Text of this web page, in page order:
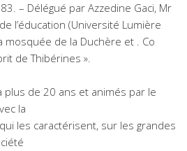
– Délégué par Azzedine Gaci, Mr
l’éducation (Université Lumière
mosquée de la Duchère et . Co
de Thibérines ».
plus de 20 ans et animés par le
la
les caractérisent, sur les grandes